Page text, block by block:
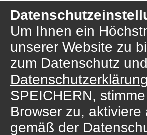
Um Ihnen ein
unserer Website zu
zum Datenschutz
Datenschutzerklärung
SPEICHERN,
Browser zu,
gemäß der